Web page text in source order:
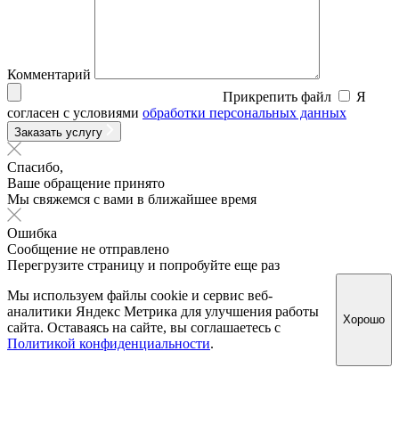
Комментарий
Прикрепить файл
Я
согласен с условиями обработки персональных данных
Заказать услугу
Спасибо,
Ваше обращение принято
Мы свяжемся с вами в ближайшее время
Ошибка
Сообщение не отправлено
Перегрузите страницу и попробуйте еще раз
Мы используем файлы cookie и сервис веб-
аналитики Яндекс Метрика для улучшения работы
сайта. Оставаясь на сайте, вы соглашаетесь с
Политикой конфиденциальности.
Хорошо